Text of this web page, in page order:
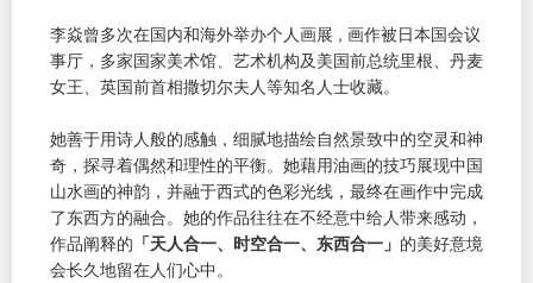
李焱曾多次在国内和海外举办个人画展 , 画作被日本国会议
事厅，多家国家美术馆、艺术机构及美国前总统里根、丹麦
女王、英国前首相撒切尔夫人等知名人士收藏。
她善于用诗人般的感触，细腻地描绘自然景致中的空灵和神
奇，探寻着偶然和理性的平衡。她藉用油画的技巧展现中国
山水画的神韵，并融于西式的色彩光线，最终在画作中完成
了东西方的融合。她的作品往往在不经意中给人带来感动，
作品阐释的 「天人合一、时空合一、东西合一」 的美好意境
会长久地留在人们心中。